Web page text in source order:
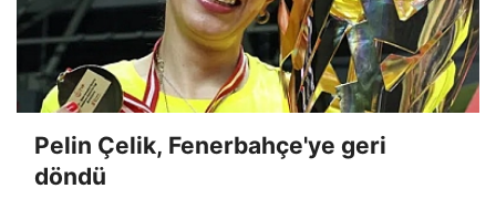
Pelin Çelik, Fenerbahçe'ye geri
döndü